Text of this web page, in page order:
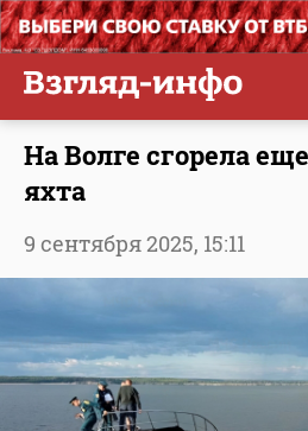
На Волге сгорела
яхта
9 сентября 2025, 15:11